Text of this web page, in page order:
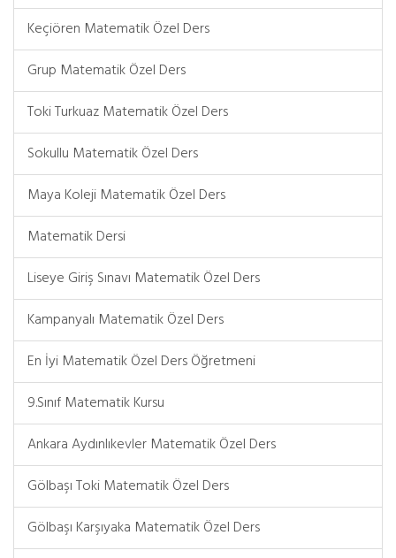
Keçiören Matematik Özel Ders
Grup Matematik Özel Ders
Toki Turkuaz Matematik Özel Ders
Sokullu Matematik Özel Ders
Maya Koleji Matematik Özel Ders
Matematik Dersi
Liseye Giriş Sınavı Matematik Özel Ders
Kampanyalı Matematik Özel Ders
En İyi Matematik Özel Ders Öğretmeni
9.Sınıf Matematik Kursu
Ankara Aydınlıkevler Matematik Özel Ders
Gölbaşı Toki Matematik Özel Ders
Gölbaşı Karşıyaka Matematik Özel Ders